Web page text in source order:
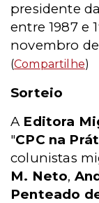
presidente
entre 1987 e
novembro de
(Compartilhe)
Sorteio
A Editora
"CPC na
colunistas
M. Neto,
Penteado